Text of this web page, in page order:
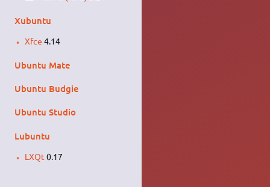
Xubuntu
Xfce 4.14
Ubuntu Mate
Ubuntu Budgie
Ubuntu Studio
Lubuntu
LXQt 0.17